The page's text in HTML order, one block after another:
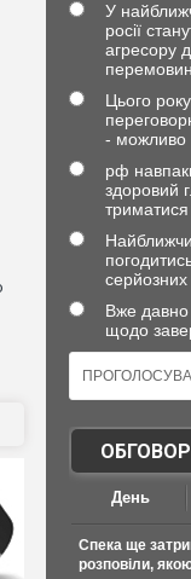
У
росії
агресору
Цього
- можливо
рф
здоровий
серйозних
Вже давно
щодо
День
Спека ще
розповіли,